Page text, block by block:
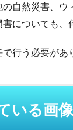
自然災害、
についても、
行う必要があ
いる画